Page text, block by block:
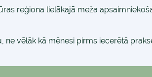
reģiona lielākajā meža
ne vēlāk kā mēnesi pirms iecerētā